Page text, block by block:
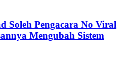
Soleh Pengacara No Viral
Mengubah Sistem